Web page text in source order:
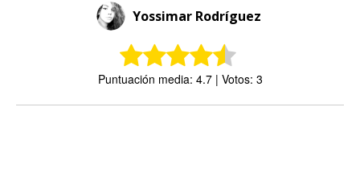
Yossimar Rodríguez
Puntuación media: 4.7 | Votos: 3